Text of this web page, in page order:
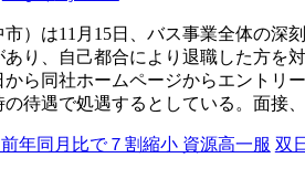
）は11月15日、バス事業全体の深
り、自己都合により退職した方を
ら同社ホームページからエントリ
待遇で処遇するとしている。面接
年同月比で７割縮小 資源高一服 双